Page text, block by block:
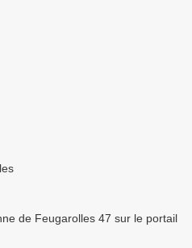
de Feugarolles 47 sur le portail